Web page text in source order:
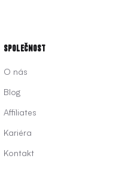
Společnost
O nás
Blog
Affiliates
Kariéra
Kontakt